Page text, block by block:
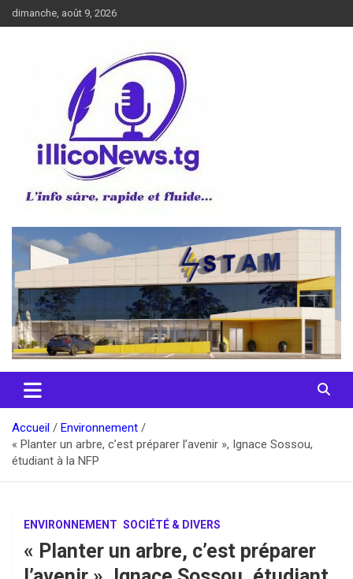
Aller
au
dimanche, août 9, 2026
illiconews
Accueil
Environnement
« Planter un arbre, c’est préparer l’avenir », Ignace Sossou,
étudiant à la NFP
ENVIRONNEMENT SOCIÉTÉ & DIVERS
« Planter un arbre, c’est préparer